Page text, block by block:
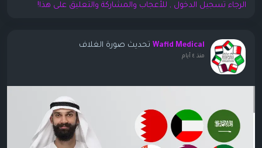
الرجاء تسجيل الدخول , للأعجاب والمشاركة والتعليق على هذا!
Wafid Medical تحديث صورة الغلاف
منذ ٤ أيام